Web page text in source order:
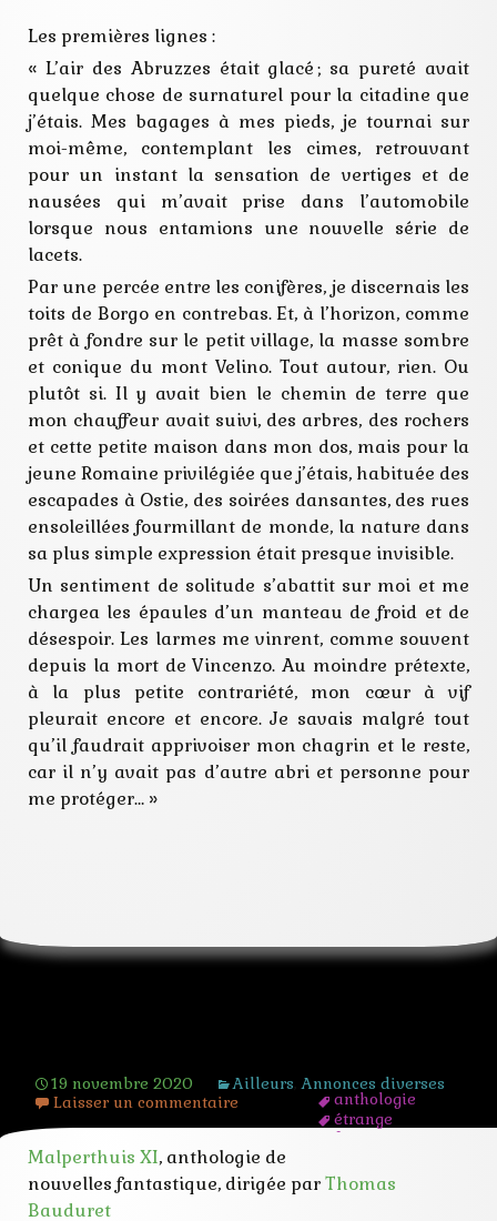
Les premières lignes :
« L’air des Abruzzes était glacé ; sa pureté avait
quelque chose de surnaturel pour la citadine que
j’étais. Mes bagages à mes pieds, je tournai sur
moi-même, contemplant les cimes, retrouvant
pour un instant la sensation de vertiges et de
nausées qui m’avait prise dans l’automobile
lorsque nous entamions une nouvelle série de
lacets.
Par une percée entre les conifères, je discernais les
toits de Borgo en contrebas. Et, à l’horizon, comme
prêt à fondre sur le petit village, la masse sombre
et conique du mont Velino. Tout autour, rien. Ou
plutôt si. Il y avait bien le chemin de terre que
mon chauffeur avait suivi, des arbres, des rochers
et cette petite maison dans mon dos, mais pour la
jeune Romaine privilégiée que j’étais, habituée des
escapades à Ostie, des soirées dansantes, des rues
ensoleillées fourmillant de monde, la nature dans
sa plus simple expression était presque invisible.
Un sentiment de solitude s’abattit sur moi et me
chargea les épaules d’un manteau de froid et de
désespoir. Les larmes me vinrent, comme souvent
depuis la mort de Vincenzo. Au moindre prétexte,
à la plus petite contrariété, mon cœur à vif
pleurait encore et encore. Je savais malgré tout
qu’il faudrait apprivoiser mon chagrin et le reste,
car il n’y avait pas d’autre abri et personne pour
me protéger… »
19 novembre 2020 Ailleurs ,Annonces diverses
anthologie
étrange
fantastique
nouvelle
Laisser un commentaire
Malperthuis XI, anthologie de
nouvelles fantastique, dirigée parThomas
Bauduret